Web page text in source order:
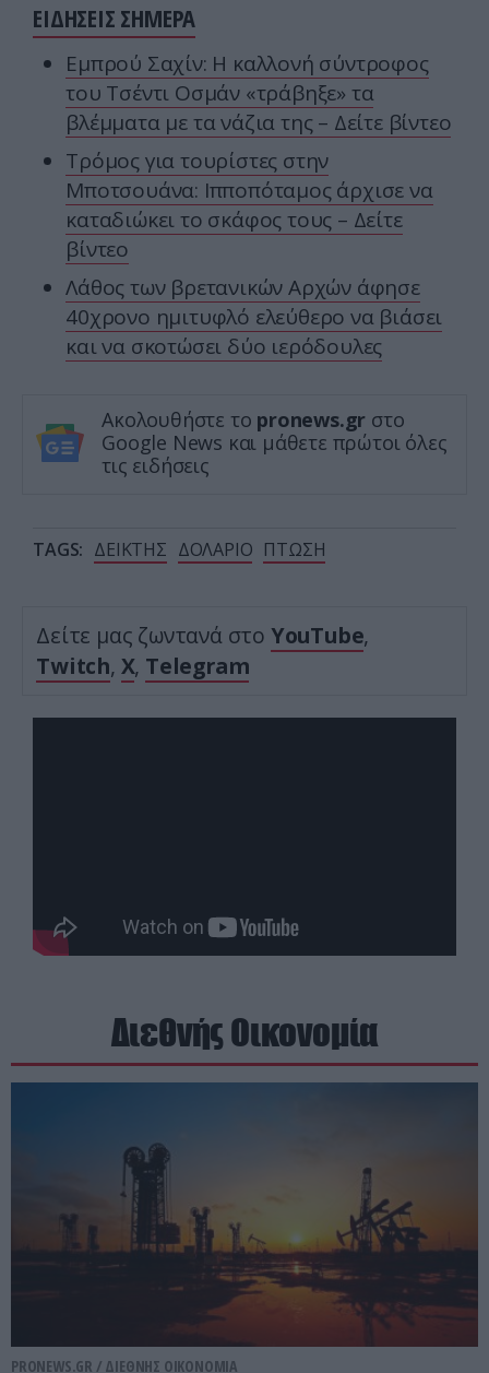
ΕΙΔΗΣΕΙΣ ΣΗΜΕΡΑ
Εμπρού Σαχίν: Η καλλονή σύντροφος
του Τσέντι Οσμάν «τράβηξε» τα
βλέμματα με τα νάζια της – Δείτε βίντεο
Τρόμος για τουρίστες στην
Μποτσουάνα: Ιπποπόταμος άρχισε να
καταδιώκει το σκάφος τους – Δείτε
βίντεο
Λάθος των βρετανικών Αρχών άφησε
40χρονο ημιτυφλό ελεύθερο να βιάσει
και να σκοτώσει δύο ιερόδουλες
Ακολουθήστε το pronews.gr στο
Google News και μάθετε πρώτοι όλες
τις ειδήσεις
TAGS: ΔΕΙΚΤΗΣ ΔΟΛΑΡΙΟ ΠΤΩΣΗ
Δείτε μας ζωντανά στο YouTube,
Twitch, X, Telegram
Διεθνής Οικονομία
PRONEWS.GR / ΔΙΕΘΝΗΣ ΟΙΚΟΝΟΜΙΑ